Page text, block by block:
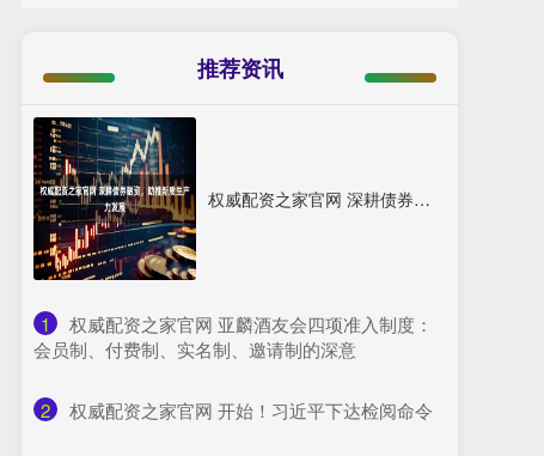
推荐资讯
权威配资之家官网 深耕债券融资，助推新质生产力发展
1
​权威配资之家官网 亚麟酒友会四项准入制度：
会员制、付费制、实名制、邀请制的深意
2 ​权威配资之家官网 开始！习近平下达检阅命令